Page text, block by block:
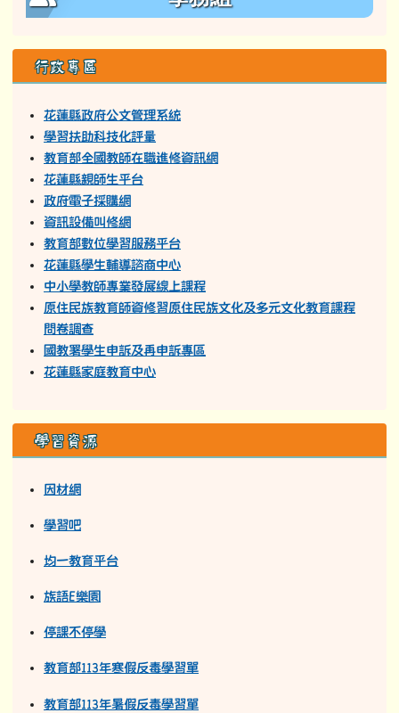
行政專區
花蓮縣政府公文管理系統
學習扶助科技化評量
教育部全國教師在職進修資訊網
花蓮縣親師生平台
政府電子採購網
資訊設備叫修網
教育部數位學習服務平台
花蓮縣學生輔導諮商中心
中小學教師專業發展線上課程
原住民族教育師資修習原住民族文化及多元文化教育課程
問卷調查
國教署學生申訴及再申訴專區
花蓮縣家庭教育中心
學習資源
因材網
學習吧
均一教育平台
族語E樂園
停課不停學
教育部113年寒假反毒學習單
教育部113年暑假反毒學習單